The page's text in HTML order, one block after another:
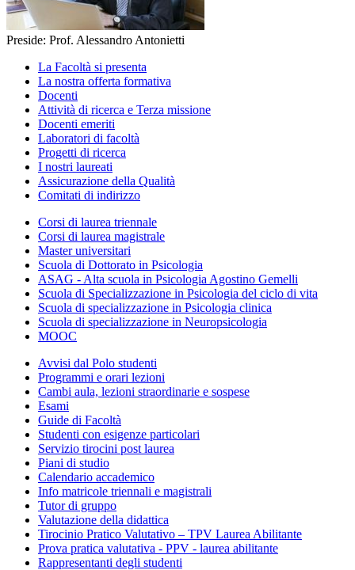
Preside: Prof. Alessandro Antonietti
La Facoltà si presenta
La nostra offerta formativa
Docenti
Attività di ricerca e Terza missione
Docenti emeriti
Laboratori di facoltà
Progetti di ricerca
I nostri laureati
Assicurazione della Qualità
Comitati di indirizzo
Corsi di laurea triennale
Corsi di laurea magistrale
Master universitari
Scuola di Dottorato in Psicologia
ASAG - Alta scuola in Psicologia Agostino Gemelli
Scuola di Specializzazione in Psicologia del ciclo di vita
Scuola di specializzazione in Psicologia clinica
Scuola di specializzazione in Neuropsicologia
MOOC
Avvisi dal Polo studenti
Programmi e orari lezioni
Cambi aula, lezioni straordinarie e sospese
Esami
Guide di Facoltà
Studenti con esigenze particolari
Servizio tirocini post laurea
Piani di studio
Calendario accademico
Info matricole triennali e magistrali
Tutor di gruppo
Valutazione della didattica
Tirocinio Pratico Valutativo – TPV Laurea Abilitante
Prova pratica valutativa - PPV - laurea abilitante
Rappresentanti degli studenti